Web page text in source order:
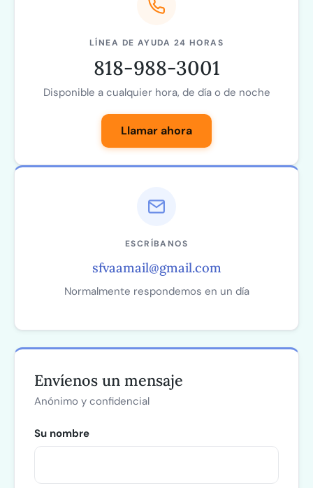
LÍNEA DE AYUDA 24 HORAS
818-988-3001
Disponible a cualquier hora, de día o de noche
Llamar ahora
ESCRÍBANOS
sfvaamail@gmail.com
Normalmente respondemos en un día
Envíenos un mensaje
Anónimo y confidencial
Su nombre